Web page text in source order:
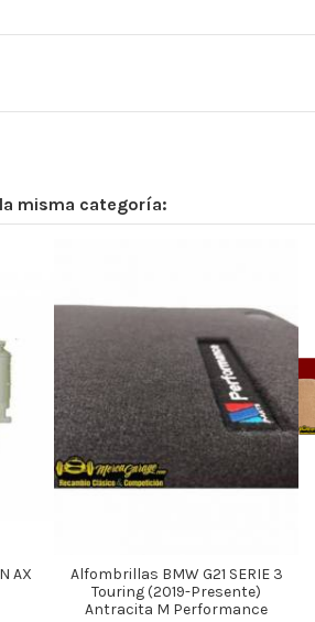
misma categoría:
AX
Alfombrillas BMW G21 SERIE 3
Touring (2019-Presente)
Antracita M Performance